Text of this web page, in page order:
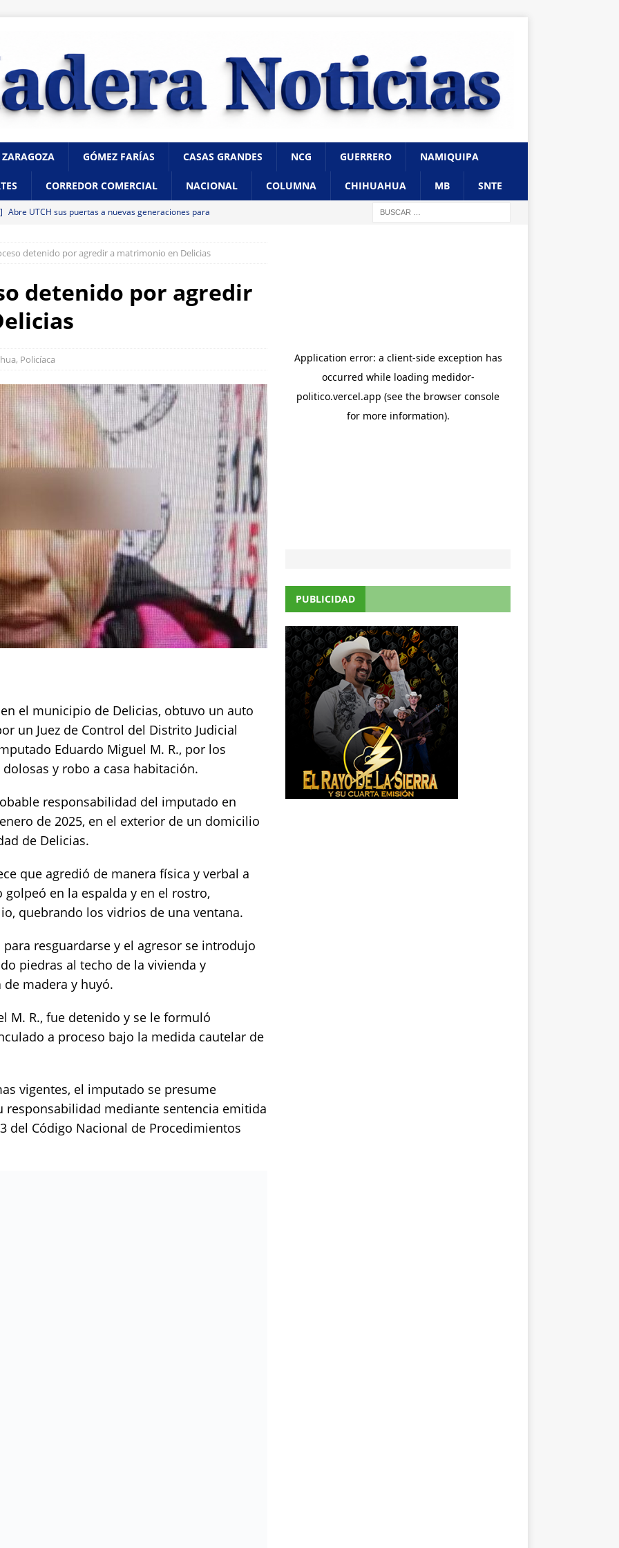
GÓMEZ FARÍAS CASAS GRANDES NCG GUERRERO NAMIQUIPA
CORREDOR COMERCIAL NACIONAL COLUMNA CHIHUAHUA MB SNTE
Abre UTCH sus puertas a nuevas generaciones para
] Reglas claras consolidarían la unidad en el PAN: Rafa Loera
Localizan sin vida a un joven en vivienda de la colonia Ponce de
Choque en la avenida 20 de Noviembre deja dos lesionados
Alan Falomir se reúne con vecinos de El Saucito y lleva mensaje
CHIHUAHUA
detenido por agredir a matrimonio en Delicias
detenido por agredir
, Policíaca
el municipio de Delicias, obtuvo un auto
un Juez de Control del Distrito Judicial
Eduardo Miguel M. R., por los
y robo a casa habitación.
responsabilidad del imputado en
de 2025, en el exterior de un domicilio
de Delicias.
que agredió de manera física y verbal a
en la espalda y en el rostro,
quebrando los vidrios de una ventana.
resguardarse y el agresor se introdujo
piedras al techo de la vivienda y
madera y huyó.
M. R., fue detenido y se le formuló
a proceso bajo la medida cautelar de
vigentes, el imputado se presume
responsabilidad mediante sentencia emitida
del Código Nacional de Procedimientos
PUBLICIDAD